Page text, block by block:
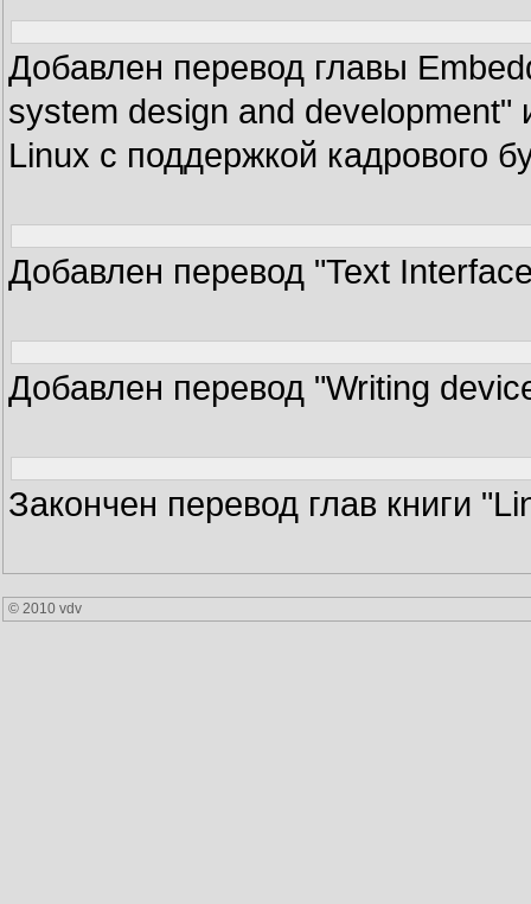
Добавлен перевод главы
system design and development"
Linux с поддержкой кадрового
Добавлен перевод "Text
Добавлен перевод "Writing
Закончен перевод глав книги
© 2010 vdv